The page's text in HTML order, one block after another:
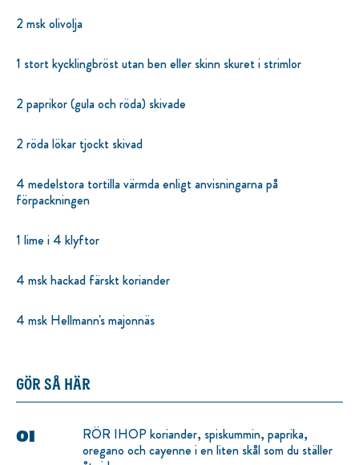
2 msk olivolja
1 stort kycklingbröst utan ben eller skinn skuret i strimlor
2 paprikor (gula och röda) skivade
2 röda lökar tjockt skivad
4 medelstora tortilla värmda enligt anvisningarna på
förpackningen
1 lime i 4 klyftor
4 msk hackad färskt koriander
4 msk Hellmann's majonnäs
GÖR SÅ HÄR
RÖR IHOP koriander, spiskummin, paprika,
oregano och cayenne i en liten skål som du ställer